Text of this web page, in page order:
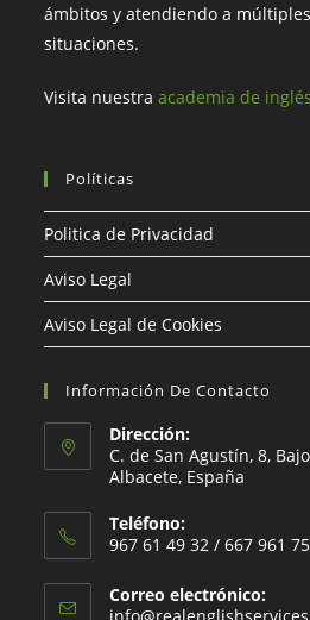
ámbitos y atendiendo a
situaciones.
Visita nuestraacademia de
Políticas
Politica de Privacidad
Aviso Legal
Aviso Legal de Cookies
Información De Contacto
Dirección:
C. de San Agustín, 8,
Albacete, España
Teléfono:
967 61 49 32 / 667 961
Correo electrónico: